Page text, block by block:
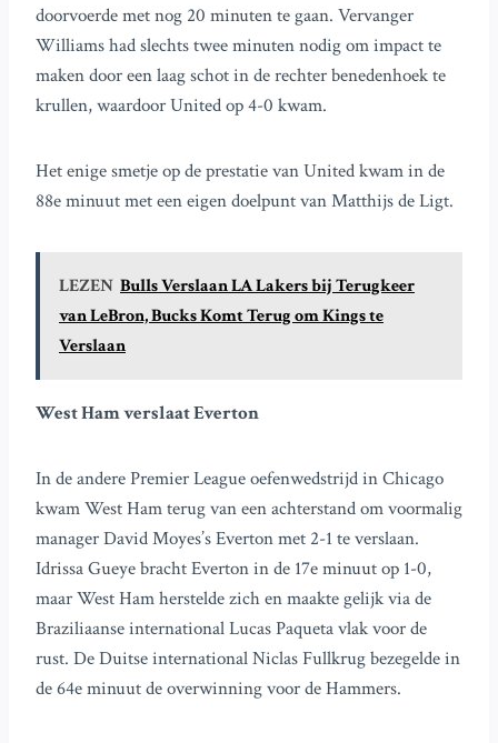
doorvoerde met nog 20 minuten te gaan. Vervanger
Williams had slechts twee minuten nodig om impact te
maken door een laag schot in de rechter benedenhoek te
krullen, waardoor United op 4-0 kwam.
Het enige smetje op de prestatie van United kwam in de
88e minuut met een eigen doelpunt van Matthijs de Ligt.
LEZEN Bulls Verslaan LA Lakers bij Terugkeer
van LeBron, Bucks Komt Terug om Kings te
Verslaan
West Ham verslaat Everton
In de andere Premier League oefenwedstrijd in Chicago
kwam West Ham terug van een achterstand om voormalig
manager David Moyes’s Everton met 2-1 te verslaan.
Idrissa Gueye bracht Everton in de 17e minuut op 1-0,
maar West Ham herstelde zich en maakte gelijk via de
Braziliaanse international Lucas Paqueta vlak voor de
rust. De Duitse international Niclas Fullkrug bezegelde in
de 64e minuut de overwinning voor de Hammers.